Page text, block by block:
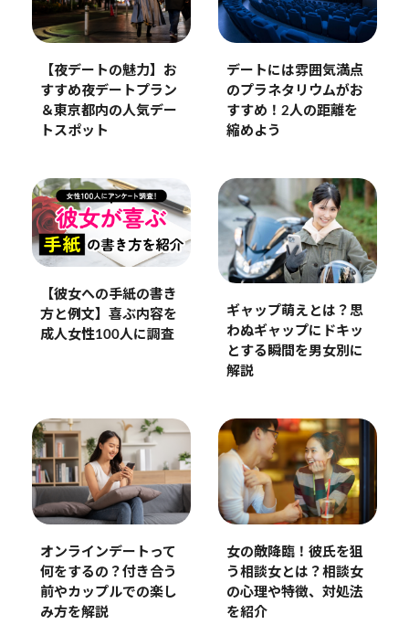
【夜デートの魅力】お
すすめ夜デートプラン
＆東京都内の人気デー
トスポット
デートには雰囲気満点
のプラネタリウムがお
すすめ！2人の距離を
縮めよう
【彼女への手紙の書き
方と例文】喜ぶ内容を
成人女性100人に調査
ギャップ萌えとは？思
わぬギャップにドキッ
とする瞬間を男女別に
解説
オンラインデートって
何をするの？付き合う
前やカップルでの楽し
み方を解説
女の敵降臨！彼氏を狙
う相談女とは？相談女
の心理や特徴、対処法
を紹介